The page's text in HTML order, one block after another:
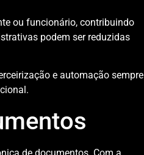
ou funcionário, contribuindo
podem ser reduzidas
e automação sempre
de documentos. Com a